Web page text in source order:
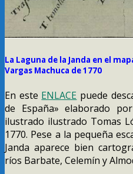
La Laguna de la Janda en el
Vargas Machuca de 1770
En este ENLACE puede
de España» elaborado
ilustrado ilustrado Tomas
1770. Pese a la pequeña
Janda aparece bien
ríos Barbate, Celemín y